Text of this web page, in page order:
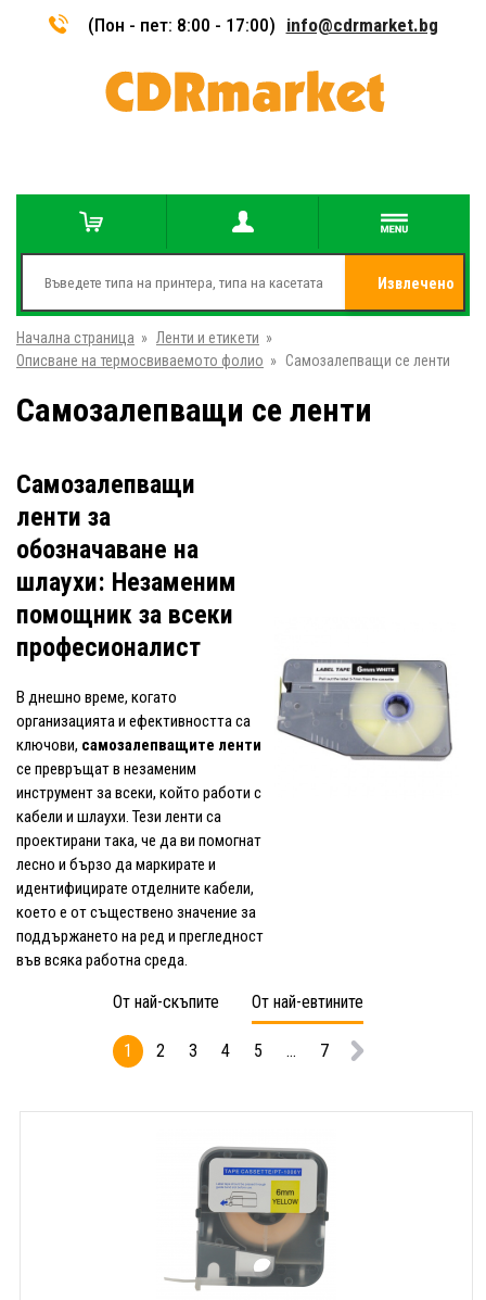
(Пон - пет: 8:00 - 17:00) info@cdrmarket.bg
Извлечено
Начална страница » Ленти и етикети »
Описване на термосвиваемото фолио » Самозалепващи се ленти
Самозалепващи се ленти
Самозалепващи
ленти за
обозначаване на
шлаухи: Незаменим
помощник за всеки
професионалист
В днешно време, когато
организацията и ефективността са
ключови, самозалепващите ленти
се превръщат в незаменим
инструмент за всеки, който работи с
кабели и шлаухи. Тези ленти са
проектирани така, че да ви помогнат
лесно и бързо да маркирате и
идентифицирате отделните кабели,
което е от съществено значение за
поддържането на ред и прегледност
във всяка работна среда.
От най-скъпите От най-евтините
1 2 3 4 5 ... 7